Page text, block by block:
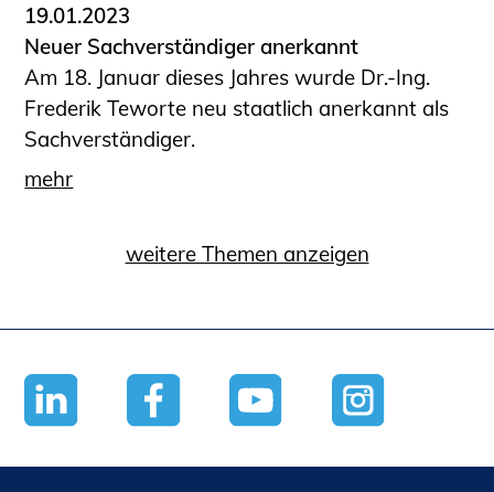
19.01.2023
Neuer Sachverständiger anerkannt
Am 18. Januar dieses Jahres wurde Dr.-Ing.
Frederik Teworte neu staatlich anerkannt als
Sachverständiger.
mehr
weitere Themen anzeigen